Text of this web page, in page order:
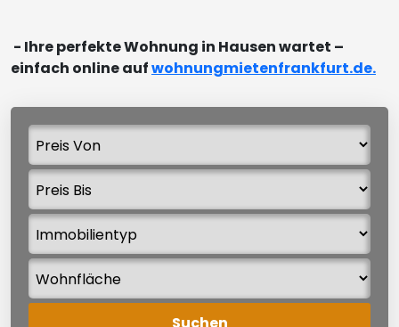
- Ihre perfekte Wohnung in Hausen wartet –
einfach online aufwohnungmietenfrankfurt.de.